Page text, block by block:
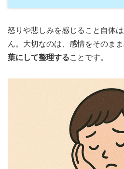
怒りや悲しみを感じること自体
ん。大切なのは、感情をそのま
葉にして整理することです。